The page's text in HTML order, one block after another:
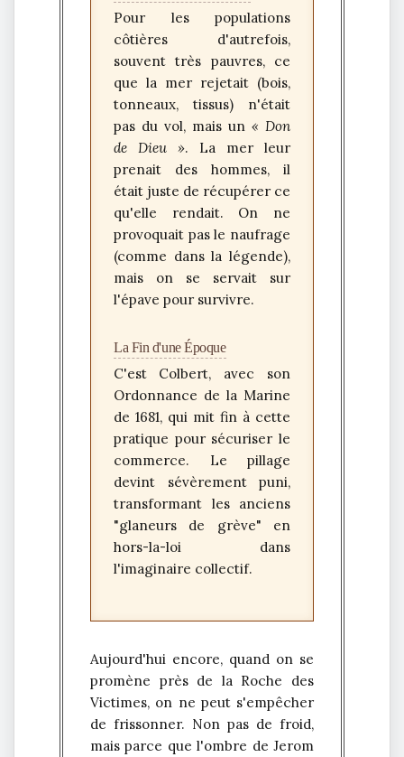
Pour les populations
côtières d'autrefois,
souvent très pauvres, ce
que la mer rejetait (bois,
tonneaux, tissus) n'était
pas du vol, mais un « Don
de Dieu ». La mer leur
prenait des hommes, il
était juste de récupérer ce
qu'elle rendait. On ne
provoquait pas le naufrage
(comme dans la légende),
mais on se servait sur
l'épave pour survivre.
La Fin d'une Époque
C'est Colbert, avec son
Ordonnance de la Marine
de 1681, qui mit fin à cette
pratique pour sécuriser le
commerce. Le pillage
devint sévèrement puni,
transformant les anciens
"glaneurs de grève" en
hors-la-loi dans
l'imaginaire collectif.
Aujourd'hui encore, quand on se
promène près de la Roche des
Victimes, on ne peut s'empêcher
de frissonner. Non pas de froid,
mais parce que l'ombre de Jerom